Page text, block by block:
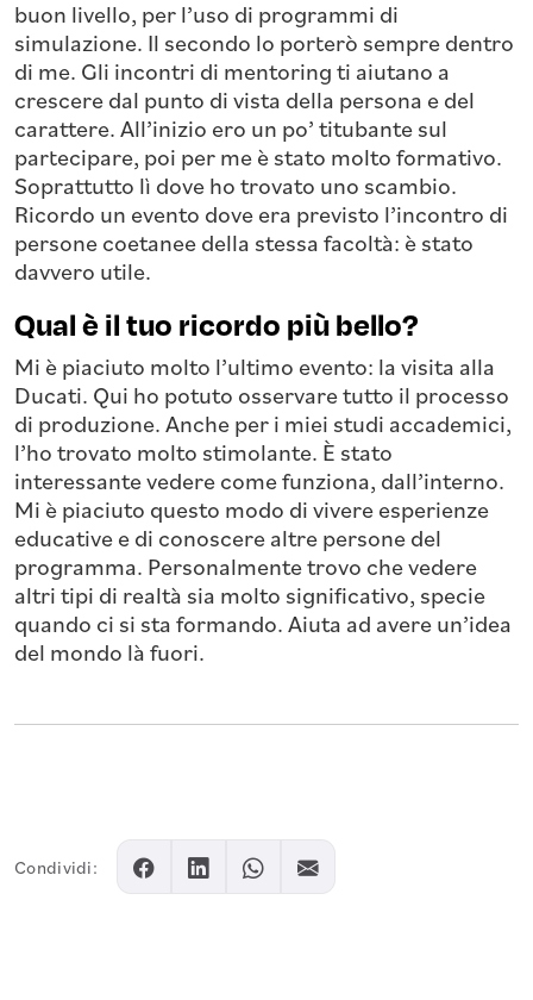
buon livello, per l’uso di programmi di
simulazione. Il secondo lo porterò sempre dentro
di me. Gli incontri di mentoring ti aiutano a
crescere dal punto di vista della persona e del
carattere. All’inizio ero un po’ titubante sul
partecipare, poi per me è stato molto formativo.
Soprattutto lì dove ho trovato uno scambio.
Ricordo un evento dove era previsto l’incontro di
persone coetanee della stessa facoltà: è stato
davvero utile.
Qual è il tuo ricordo più bello?
Mi è piaciuto molto l’ultimo evento: la visita alla
Ducati. Qui ho potuto osservare tutto il processo
di produzione. Anche per i miei studi accademici,
l’ho trovato molto stimolante. È stato
interessante vedere come funziona, dall’interno.
Mi è piaciuto questo modo di vivere esperienze
educative e di conoscere altre persone del
programma. Personalmente trovo che vedere
altri tipi di realtà sia molto significativo, specie
quando ci si sta formando. Aiuta ad avere un’idea
del mondo là fuori.
Condividi: